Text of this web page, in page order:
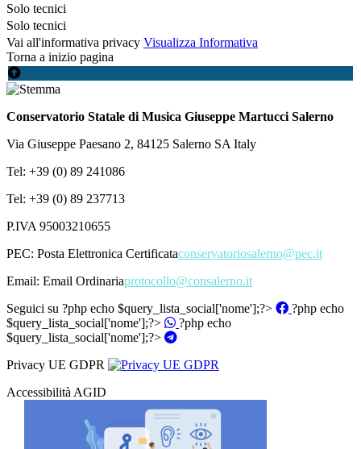
Solo tecnici
Solo tecnici
Vai all'informativa privacy Visualizza Informativa
Torna a inizio pagina
Conservatorio Statale di Musica Giuseppe Martucci Salerno
Via Giuseppe Paesano 2, 84125 Salerno SA Italy
Tel: +39 (0) 89 241086
Tel: +39 (0) 89 237713
P.IVA 95003210655
PEC: Posta Elettronica Certificataconservatoriosalerno@pec.it
Email: Email Ordinariaprotocollo@consalerno.it
Seguici su ?php echo $query_lista_social['nome'];?>
?php echo
$query_lista_social['nome'];?>
?php echo
$query_lista_social['nome'];?>
Privacy UE GDPR
Accessibilità AGID